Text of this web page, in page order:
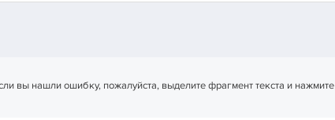
вы нашли ошибку, пожалуйста, выделите фрагмент текста и нажмите